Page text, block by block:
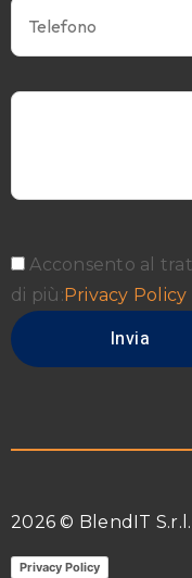
Acconsento al
di più:Privacy Policy
2026 © BlendIT S.r.l.
Privacy Policy